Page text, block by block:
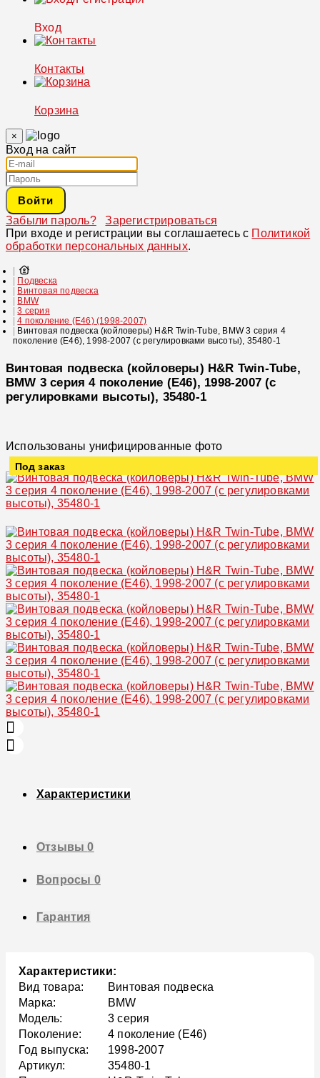
Вход
Контакты
Корзина
×
Вход на сайт
Войти
Забыли пароль?
Зарегистрироваться
При входе и регистрации вы соглашаетесь с Политикой
обработки персональных данных.
Подвеска
Винтовая подвеска
BMW
3 серия
4 поколение (E46) (1998-2007)
Винтовая подвеска (койловеры) H&R Twin-Tube, BMW 3 серия 4
поколение (E46), 1998-2007 (с регулировками высоты), 35480-1
Винтовая подвеска (койловеры) H&R Twin-Tube,
BMW 3 серия 4 поколение (E46), 1998-2007 (с
регулировками высоты), 35480-1
Использованы унифицированные фото
Под заказ
Характеристики
Отзывы0
Вопросы 0
Гарантия
Характеристики:
Вид товара:
Винтовая подвеска
Марка:
BMW
Модель:
3 серия
Поколение:
4 поколение (E46)
Год выпуска:
1998-2007
Артикул:
35480-1